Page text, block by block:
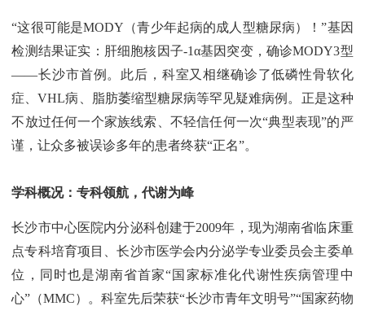
“这很可能是MODY（青少年起病的成人型糖尿病）！”基因
检测结果证实：肝细胞核因子-1α基因突变，确诊MODY3型
——长沙市首例。此后，科室又相继确诊了低磷性骨软化
症、VHL病、脂肪萎缩型糖尿病等罕见疑难病例。正是这种
不放过任何一个家族线索、不轻信任何一次“典型表现”的严
谨，让众多被误诊多年的患者终获“正名”。
学科概况：专科领航，代谢为峰
长沙市中心医院内分泌科创建于2009年，现为湖南省临床重
点专科培育项目、长沙市医学会内分泌学专业委员会主委单
位，同时也是湖南省首家“国家标准化代谢性疾病管理中
心”（MMC）。科室先后荣获“长沙市青年文明号”“国家药物